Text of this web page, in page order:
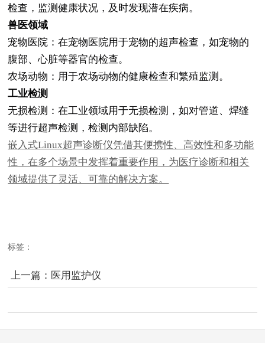
检查，监测健康状况，及时发现潜在疾病。
兽医领域
宠物医院：在宠物医院用于宠物的超声检查，如宠物的
腹部、心脏等器官的检查。
农场动物：用于农场动物的健康检查和繁殖监测。
工业检测
无损检测：在工业领域用于无损检测，如对管道、焊缝
等进行超声检测，检测内部缺陷。
嵌入式Linux超声诊断仪凭借其便携性、高效性和多功能
性，在多个场景中发挥着重要作用，为医疗诊断和相关
领域提供了灵活、可靠的解决方案。
标签：
上一篇： 医用监护仪